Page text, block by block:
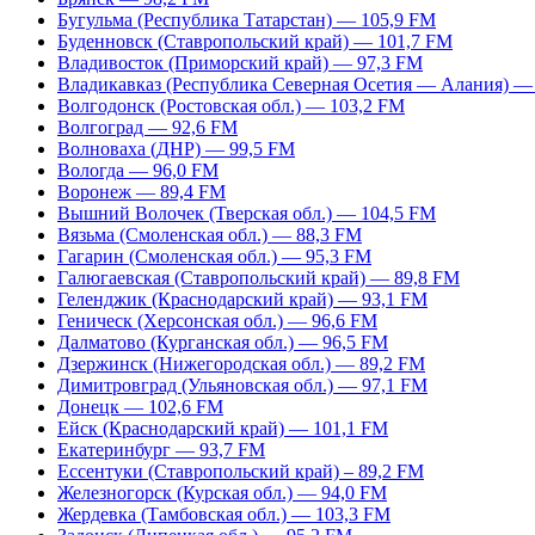
Бугульма (Республика Татарстан) — 105,9 FM
Буденновск (Ставропольский край) — 101,7 FM
Владивосток (Приморский край) — 97,3 FM
Владикавказ (Республика Северная Осетия — Алания)
Волгодонск (Ростовская обл.) — 103,2 FM
Волгоград — 92,6 FM
Волноваха (ДНР) — 99,5 FM
Вологда — 96,0 FM
Воронеж — 89,4 FM
Вышний Волочек (Тверская обл.) — 104,5 FM
Вязьма (Смоленская обл.) — 88,3 FM
Гагарин (Смоленская обл.) — 95,3 FM
Галюгаевская (Ставропольский край) — 89,8 FM
Геленджик (Краснодарский край) — 93,1 FM
Геническ (Херсонская обл.) — 96,6 FM
Далматово (Курганская обл.) — 96,5 FM
Дзержинск (Нижегородская обл.) — 89,2 FM
Димитровград (Ульяновская обл.) — 97,1 FM
Донецк — 102,6 FM
Ейск (Краснодарский край) — 101,1 FM
Екатеринбург — 93,7 FM
Ессентуки (Ставропольский край) – 89,2 FM
Железногорск (Курская обл.) — 94,0 FM
Жердевка (Тамбовская обл.) — 103,3 FM